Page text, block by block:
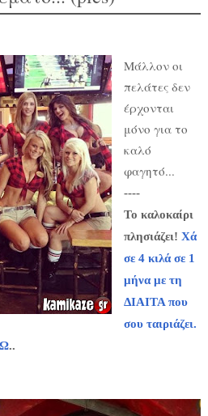
Μάλλον οι
πελάτες δεν
έρχονται
μόνο για το
καλό
φαγητό...
----
Το καλοκαίρι
πλησιάζει! Χά
σε 4 κιλά σε 1
μήνα με τη
ΔΙΑΙΤΑ που
σου ταιριάζει.
..